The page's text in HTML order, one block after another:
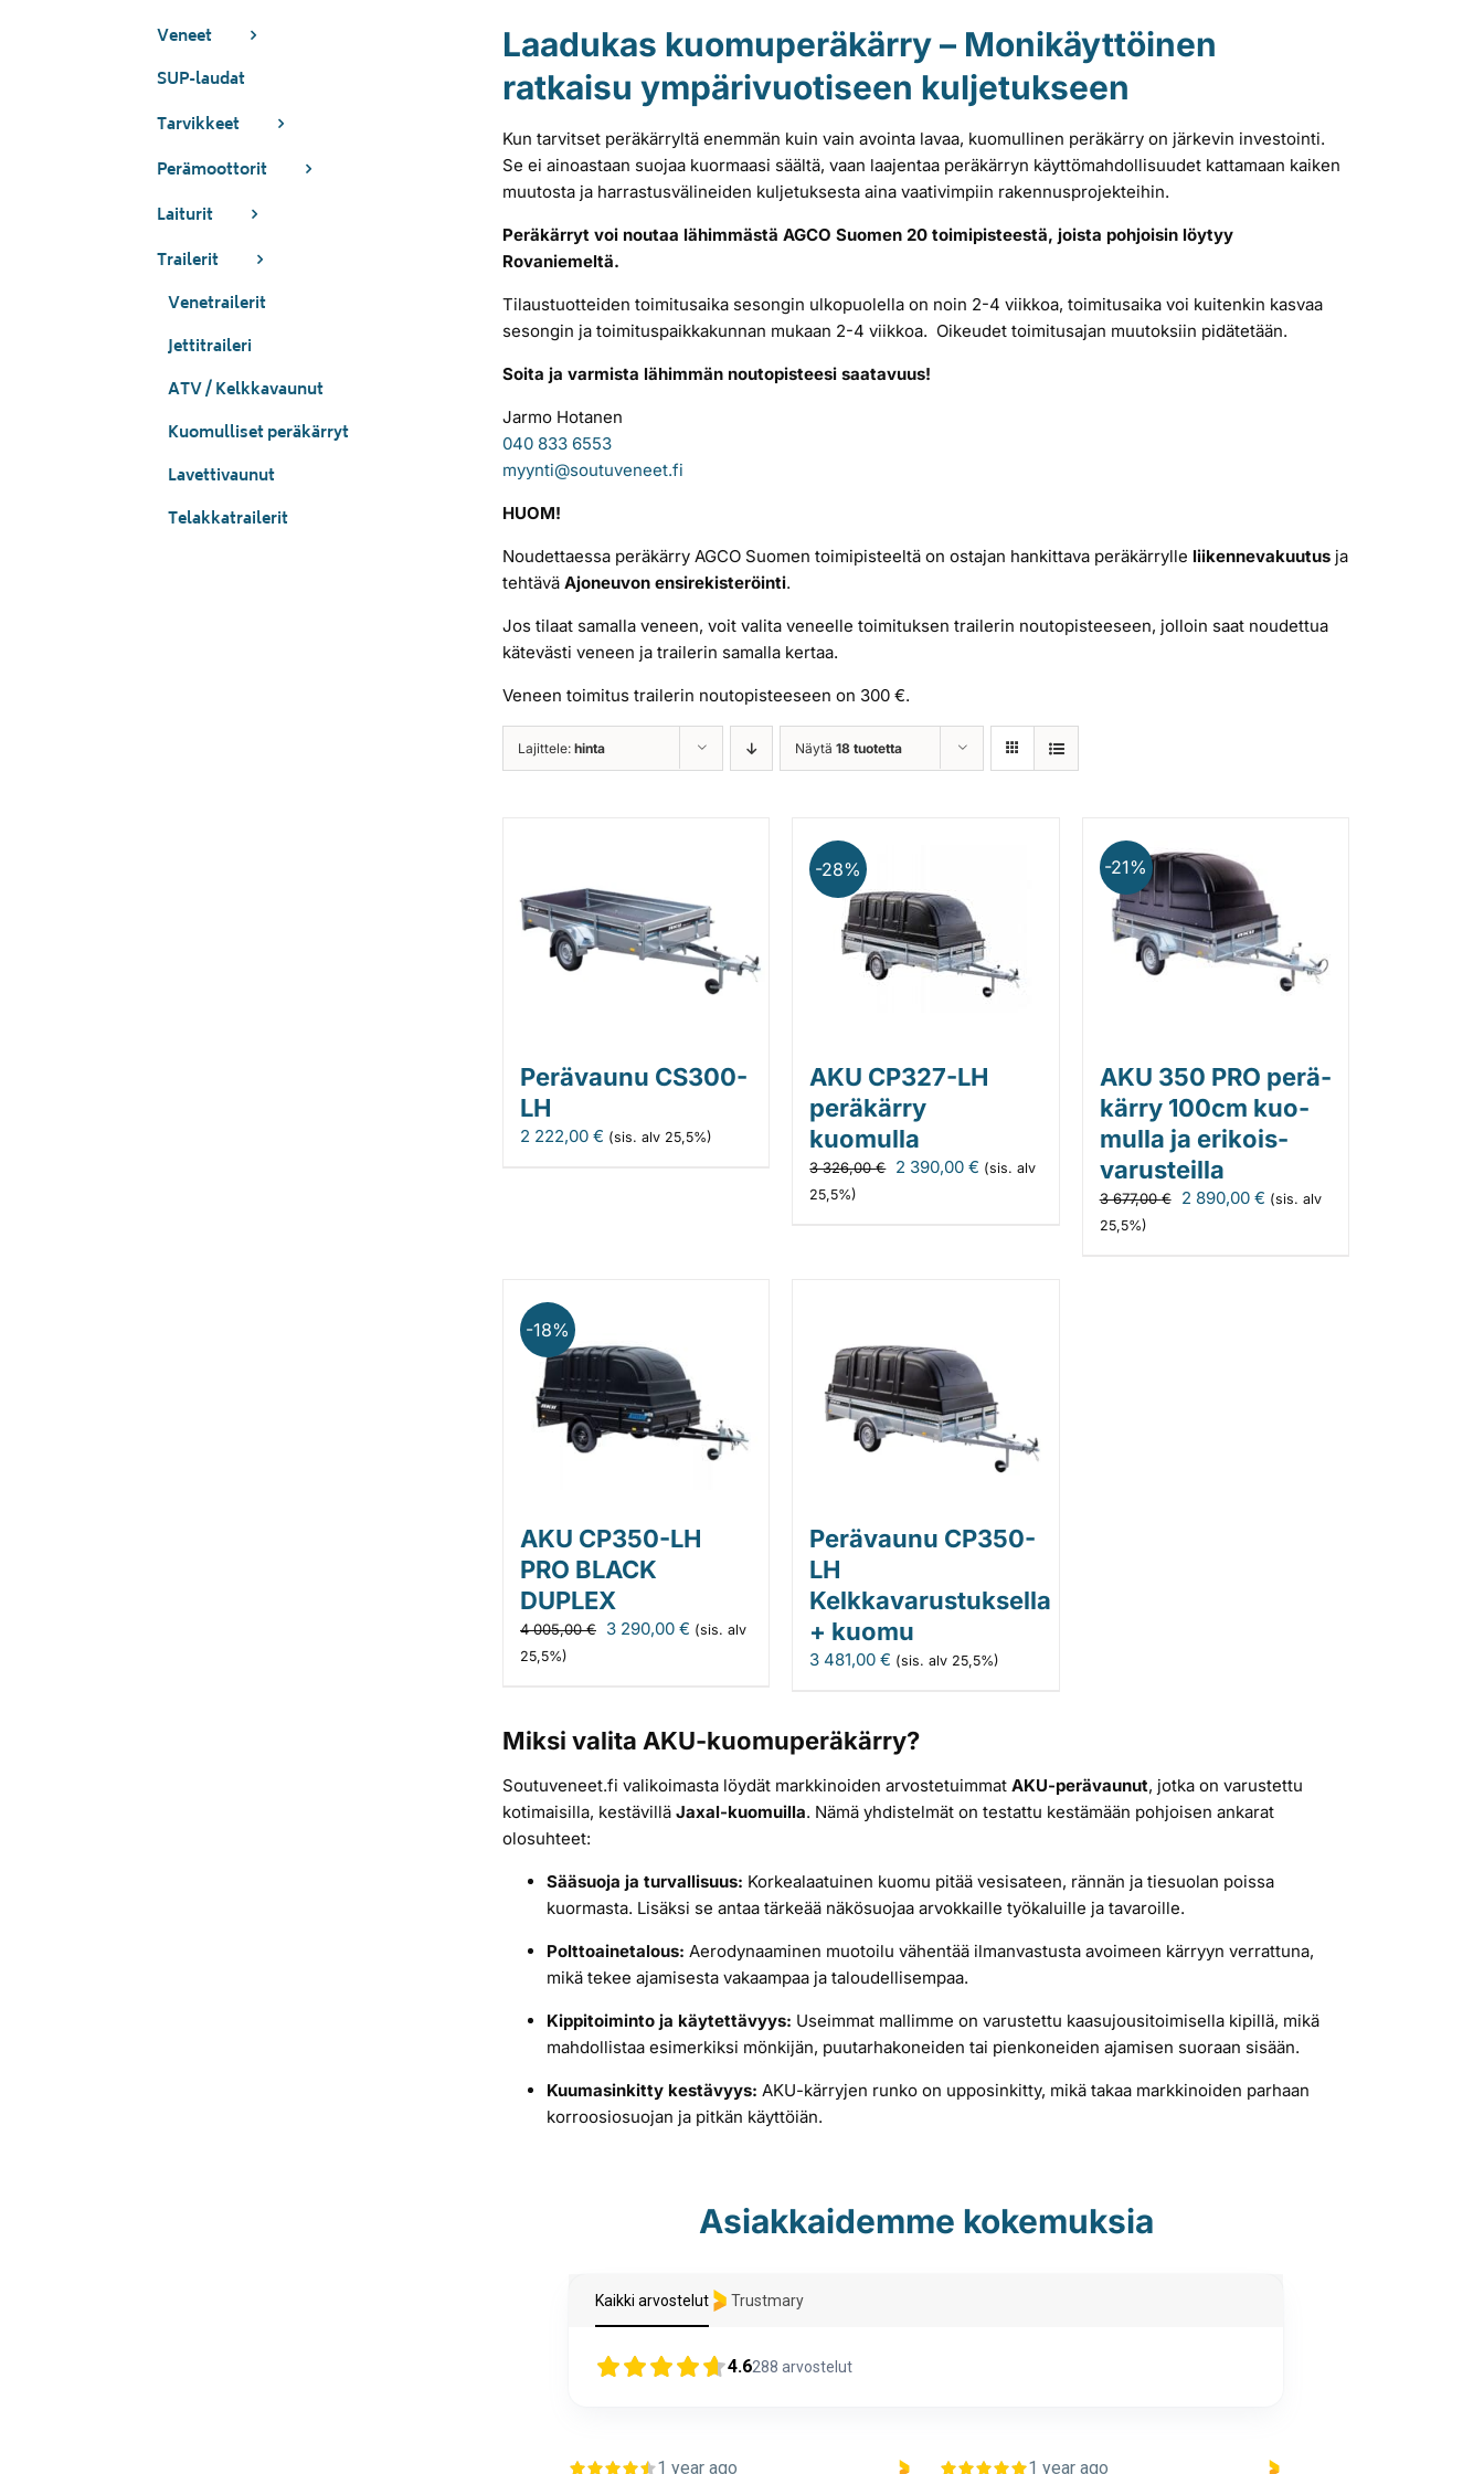
Laadukas kuomuperäkärry – Monikäyttöinen
ratkaisu ympärivuotiseen kuljetukseen
Kun tarvitset peräkärryltä enemmän kuin vain avointa lavaa, kuomullinen peräkärry on järkevin investointi.
Se ei ainoastaan suojaa kuormaasi säältä, vaan laajentaa peräkärryn käyttömahdollisuudet kattamaan kaiken
muutosta ja harrastusvälineiden kuljetuksesta aina vaativimpiin rakennusprojekteihin.
Peräkärryt voi noutaa lähimmästä AGCO Suomen 20 toimipisteestä, joista pohjoisin löytyy
Rovaniemeltä.
Tilaustuotteiden toimitusaika sesongin ulkopuolella on noin 2-4 viikkoa, toimitusaika voi kuitenkin kasvaa
sesongin ja toimituspaikkakunnan mukaan 2-4 viikkoa. Oikeudet toimitusajan muutoksiin pidätetään.
Soita ja varmista lähimmän noutopisteesi saatavuus!
Jarmo Hotanen
040 833 6553
myynti@soutuveneet.fi
HUOM!
Noudettaessa peräkärry AGCO Suomen toimipisteeltä on ostajan hankittava peräkärrylle liikennevakuutus ja
tehtävä Ajoneuvon ensirekisteröinti.
Jos tilaat samalla veneen, voit valita veneelle toimituksen trailerin noutopisteeseen, jolloin saat noudettua
kätevästi veneen ja trailerin samalla kertaa.
Veneen toimitus trailerin noutopisteeseen on 300 €.
Lajittele: hinta Näytä 18 tuotetta
Perävaunu CS300-
LH
2 222,00 € (sis. alv 25,5%)
-28%
AKU CP327-LH
peräkärry
kuomulla
3 326,00€
Alkuperäinen
2 390,00€ Nykyinen
(sis. alv
25,5%)
-21%
AKU 350 PRO perä­
kärry 100cm kuo­
mulla ja erikois­
varus­teilla
3 677,00€
Alkuperäinen
2 890,00 €Nykyinen
(sis. alv
25,5%)
-18%
AKU CP350-LH
PRO BLACK
DUPLEX
4 005,00€
Alkuperäinen
005,00 €.
3 290,00 € Nykyinen
290,00 €.
(sis. alv
25,5%)
Perävaunu CP350-
LH
Kelkkavarustuksella
+ kuomu
3 481,00€ (sis. alv 25,5%)
Miksi valita AKU-kuomuperäkärry?
Soutuveneet.fi valikoimasta löydät markkinoiden arvostetuimmat AKU-perävaunut, jotka on varustettu
kotimaisilla, kestävillä Jaxal-kuomuilla. Nämä yhdistelmät on testattu kestämään pohjoisen ankarat
olosuhteet:
Sääsuoja ja turvallisuus: Korkealaatuinen kuomu pitää vesisateen, rännän ja tiesuolan poissa
kuormasta. Lisäksi se antaa tärkeää näkösuojaa arvokkaille työkaluille ja tavaroille.
Polttoainetalous: Aerodynaaminen muotoilu vähentää ilmanvastusta avoimeen kärryyn verrattuna,
mikä tekee ajamisesta vakaampaa ja taloudellisempaa.
Kippitoiminto ja käytettävyys: Useimmat mallimme on varustettu kaasujousitoimisella kipillä, mikä
mahdollistaa esimerkiksi mönkijän, puutarhakoneiden tai pienkoneiden ajamisen suoraan sisään.
Kuumasinkitty kestävyys: AKU-kärryjen runko on upposinkitty, mikä takaa markkinoiden parhaan
korroosiosuojan ja pitkän käyttöiän.
Asiakkaidemme kokemuksia
Kaikki arvostelut Trustmary
4.6288 arvostelut
1 year ago 1 year ago
Veneet
SUP-laudat
Tarvikkeet
Perämoottorit
Laiturit
Trailerit
Venetrailerit
Jettitraileri
ATV / Kelkkavaunut
Kuomulliset peräkärryt
Lavettivaunut
Telakkatrailerit